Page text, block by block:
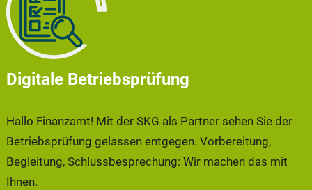
Digitale Betriebsprüfung
Hallo Finanzamt! Mit der SKG als Partner sehen Sie der
Betriebsprüfung gelassen entgegen. Vorbereitung,
Begleitung, Schlussbesprechung: Wir machen das mit
Ihnen.